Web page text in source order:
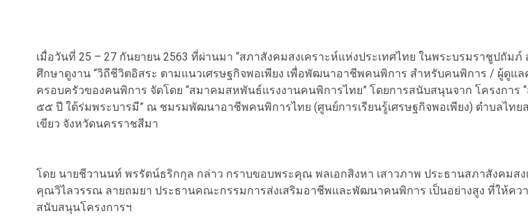
เมื่อวันที่ 25 – 27 กันยายน 2563 ที่ผ่านมา “สภาสังคมสงเคราะห์แห่งประเทศไทย ในพระบรมราชูปถัม
ศึกษาดูงาน “วิถีชีวิตอิสระ ตามแนวเศรษฐกิจพอเพียง เพื่อพัฒนาอาชีพคนพิการ สำหรับคนพิการ / ผู้ดูแ
ครอบครัวของคนพิการ จัดโดย “สมาคมสหพันธ์แรงงานคนพิการไทย” โดยการสนับสนุนจาก โครงการ
๕๕ ปี ใต้ร่มพระบารมี” ณ ชมรมพัฒนาอาชีพคนพิการไทย (ศูนย์การเรียนรู้เศรษฐกิจพอเพียง) ตำบลไทย
เขียว จังหวัดนครราชสีมา
โดย นายชีวานนท์ พรรัตน์ธริกกุล กล่าว กราบขอบพระคุณ พลเอกสิงหา เสาวภาพ ประธานสภาสังคมสง
คุณวิไลวรรณ ลายถมยา ประธานคณะกรรมการส่งเสริมอาชีพและพัฒนาคนพิการ เป็นอย่างสูง ที่ให้คว
สนับสนุนโครงการฯ